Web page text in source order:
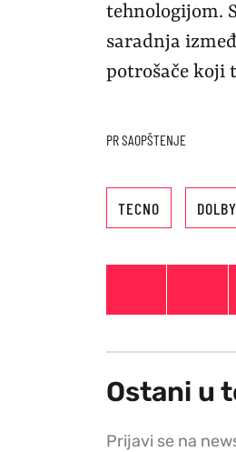
tehnologijom.
saradnja
potrošače koji
PR SAOPŠTENJE
TECNO DOLBY
Ostani u
Prijavi se na